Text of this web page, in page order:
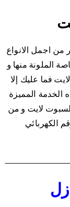
من اجمل الانواع
الملونة منها و
فما عليك إلا
الخدمة المميزة
لايت و من
الكهربائي